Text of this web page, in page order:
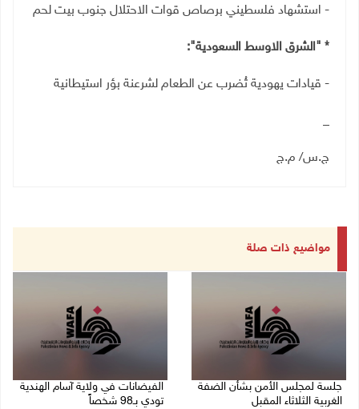
- استشهاد فلسطيني برصاص قوات الاحتلال جنوب بيت لحم
* "الشرق الاوسط السعودية":
- قيادات يهودية تُضرب عن الطعام لشرعنة بؤر استيطانية
ج.س/ م.ج
مواضيع ذات صلة
جلسة لمجلس الأمن بشأن الضفة
الغربية الثلاثاء المقبل
الفيضانات في ولاية آسام الهندية
تودي بـ98 شخصاً